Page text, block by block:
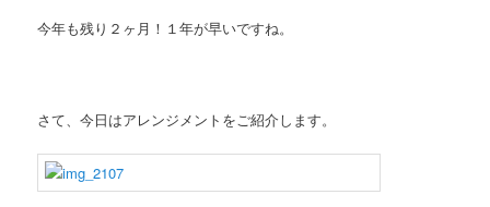
今年も残り２ヶ月！１年が早いですね。
さて、今日はアレンジメントをご紹介します。